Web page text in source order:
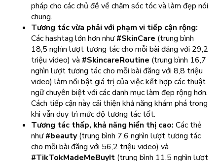
pháp cho các chủ đề về chăm sóc tóc và làm đẹp nói
chung.
Tương tác vừa phải với phạm vi tiếp cận rộng:
Các hashtag lớn hơn như#SkinCare (trung bình
18,5 nghìn lượt tương tác cho mỗi bài đăng với 29,2
triệu video) và #SkincareRoutine (trung bình 16,7
nghìn lượt tương tác cho mỗi bài đăng với 8,8 triệu
video) làm nổi bật giá trị của việc kết hợp các thuật
ngữ chuyên biệt với các danh mục làm đẹp rộng hơn.
Cách tiếp cận này cải thiện khả năng khám phá trong
khi vẫn duy trì mức độ tương tác tốt.
Tương tác thấp, khả năng hiển thị cao: Các thẻ
như#beauty(trung bình 7,6 nghìn lượt tương tác
cho mỗi bài đăng với 56,2 triệu video) và
#TikTokMadeMeBuyIt (trung bình 11,5 nghìn lượt